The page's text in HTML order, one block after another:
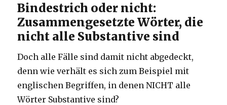
Bindestrich oder nicht:
Zusammengesetzte Wörter, die
nicht alle Substantive sind
Doch alle Fälle sind damit nicht abgedeckt,
denn wie verhält es sich zum Beispiel mit
englischen Begriffen, in denen NICHT alle
Wörter Substantive sind?